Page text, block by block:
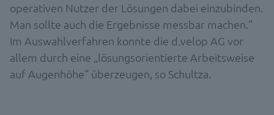
operativen Nutzer der Lösungen dabei einzubinden.
Man sollte auch die Ergebnisse messbar machen.“
Im Auswahlverfahren konnte die d.velop AG vor
allem durch eine „lösungsorientierte Arbeitsweise
auf Augenhöhe“ überzeugen, so Schultza.